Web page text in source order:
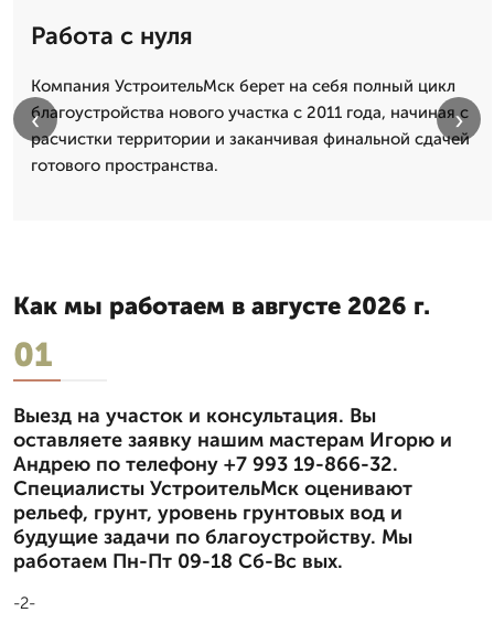
Работа с нуля
Компания УстроительМск берет на себя полный цикл
благоустройства нового участка с 2011 года, начиная с
расчистки территории и заканчивая финальной сдачей
готового пространства.
‹ ›
Как мы работаем в августе 2026 г.
01
Выезд на участок и консультация. Вы
оставляете заявку нашим мастерам Игорю и
Андрею по телефону +7 993 19-866-32.
Специалисты УстроительМск оценивают
рельеф, грунт, уровень грунтовых вод и
будущие задачи по благоустройству. Мы
работаем Пн-Пт 09-18 Сб-Вс вых.
-2-